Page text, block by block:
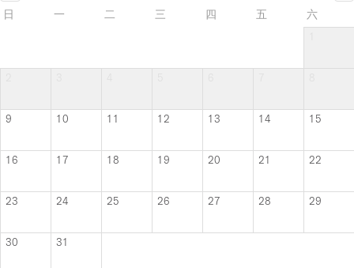
日
一 二 三 四 五
六
9 10 11 12 13 14 15
16 17 18 19 20 21 22
23 24 25 26 27 28 29
30 31